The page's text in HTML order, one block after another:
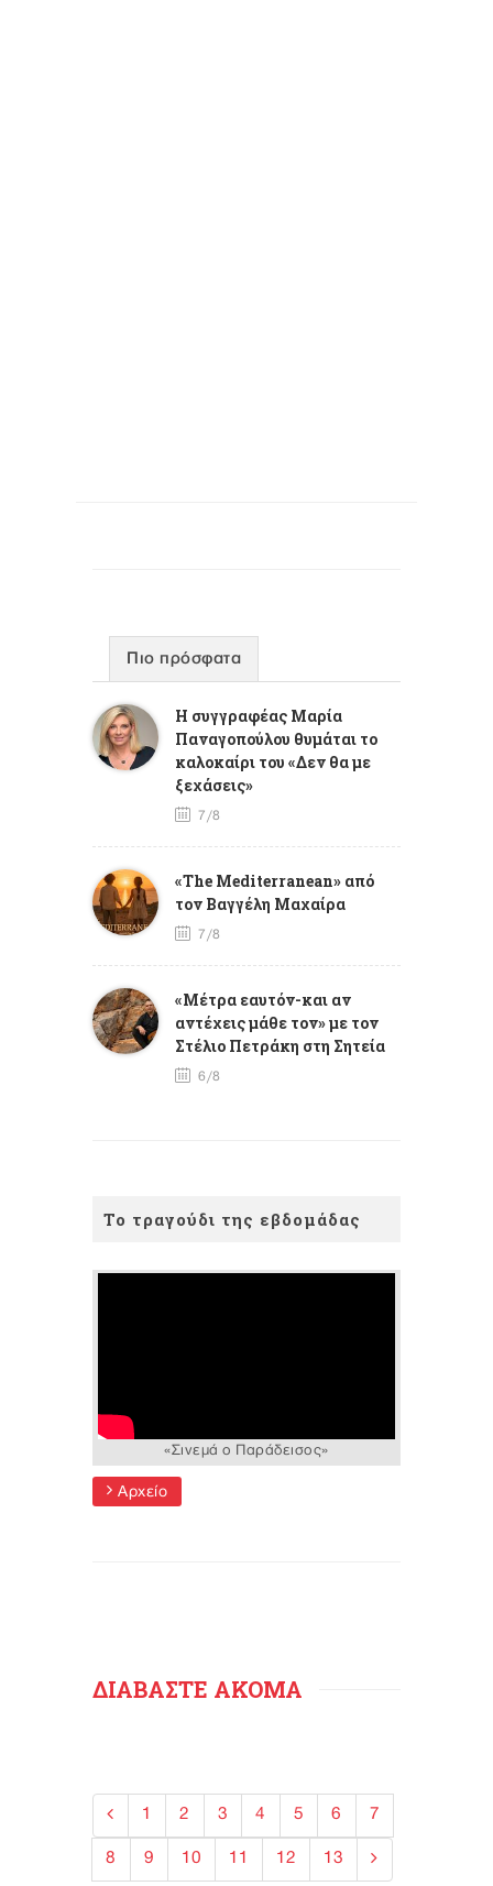
Πιο πρόσφατα
Η συγγραφέας Μαρία
Παναγοπούλου θυμάται το
καλοκαίρι του «Δεν θα με
ξεχάσεις»
7/8
«The Mediterranean» από
τον Βαγγέλη Μαχαίρα
7/8
«Μέτρα εαυτόν-και αν
αντέχεις μάθε τον» με τον
Στέλιο Πετράκη στη Σητεία
6/8
Το τραγούδι της εβδομάδας
«Σινεμά ο Παράδεισος»
Αρχείο
ΔΙΑΒΑΣΤΕ ΑΚΟΜΑ
1 2 3 4 5 6 7
8 9 10 11 12 13